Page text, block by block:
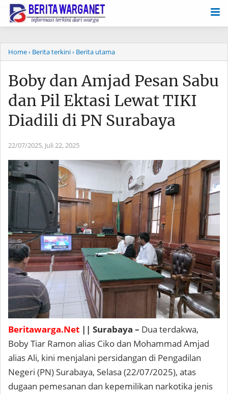
Home› Berita terkini› Berita utama
Boby dan Amjad Pesan Sabu
dan Pil Ektasi Lewat TIKI
Diadili di PN Surabaya
22/07/2025, Juli 22, 2025
Beritawarga.Net || Surabaya – Dua terdakwa,
Boby Tiar Ramon alias Ciko dan Mohammad Amjad
alias Ali, kini menjalani persidangan di Pengadilan
Negeri (PN) Surabaya, Selasa (22/07/2025), atas
dugaan pemesanan dan kepemilikan narkotika jenis